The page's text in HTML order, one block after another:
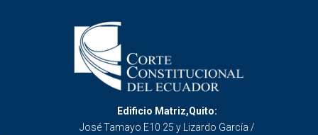
Edificio Matriz,Quito:
José Tamayo E10 25 y Lizardo García /